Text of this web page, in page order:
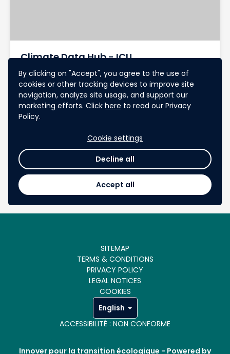
By clicking on "Accept", you agree to the use of
cookies or other tracking devices to improve site
navigation, analyze site usage, and support our
marketing efforts. Click here to read our Privacy
Policy.
Cookie settings
Decline all
Accept all
Climate Data Hub - ICU
Mené dans le cadre du Climate Data Hub, un dispositif
innovant de partage de données territoriales, le projet
permet d'identifier l’impact des projets d’aménagement
sur les ilots de chaleur et de fraicheur à Orléans
Métropole.
1 2
SITEMAP
TERMS & CONDITIONS
PRIVACY POLICY
LEGAL NOTICES
COOKIES
English
ACCESSIBILITÉ : NON CONFORME
Innover pour la transition écologique - Powered by